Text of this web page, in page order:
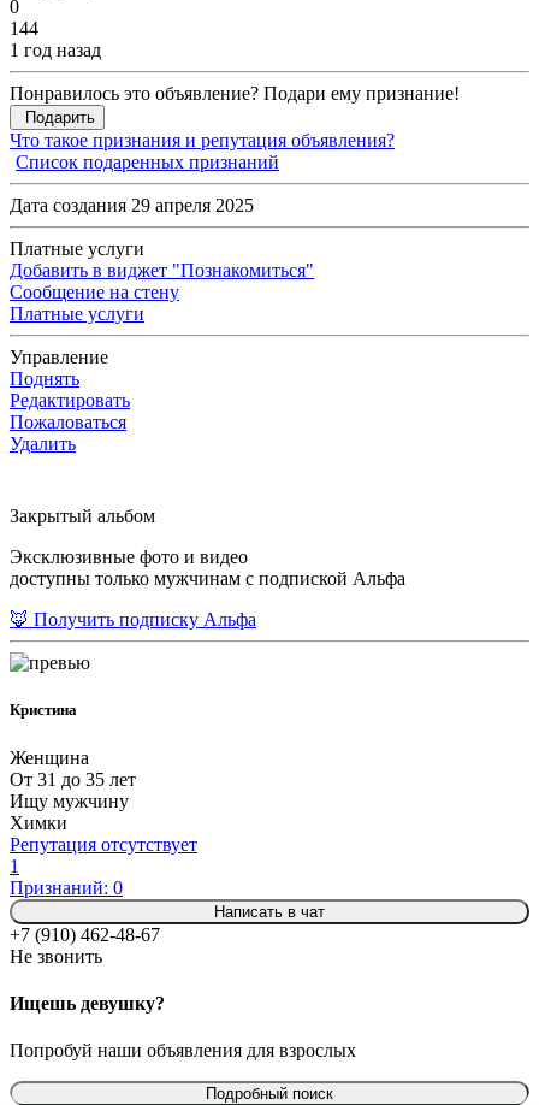
0
144
1 год назад
Понравилось это объявление? Подари ему признание!
Подарить
Что такое признания и репутация объявления?
Список подаренных признаний
Дата создания 29 апреля 2025
Платные услуги
Добавить в виджет "Познакомиться"
Сообщение на стену
Платные услуги
Управление
Поднять
Редактировать
Пожаловаться
Удалить
Закрытый альбом
Эксклюзивные фото и видео
доступны только мужчинам с подпиской Альфа
🦊 Получить подписку Альфа
Кристина
Женщина
От 31 до 35 лет
Ищу мужчину
Химки
Репутация отсутствует
1
Признаний: 0
Написать в чат
+7 (910) 462-48-67
Не звонить
Ищешь девушку?
Попробуй наши объявления для взрослых
Подробный поиск